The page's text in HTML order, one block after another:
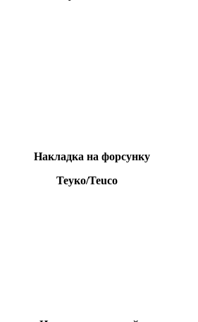
Накладка на форсунку
Теуко/Teuco